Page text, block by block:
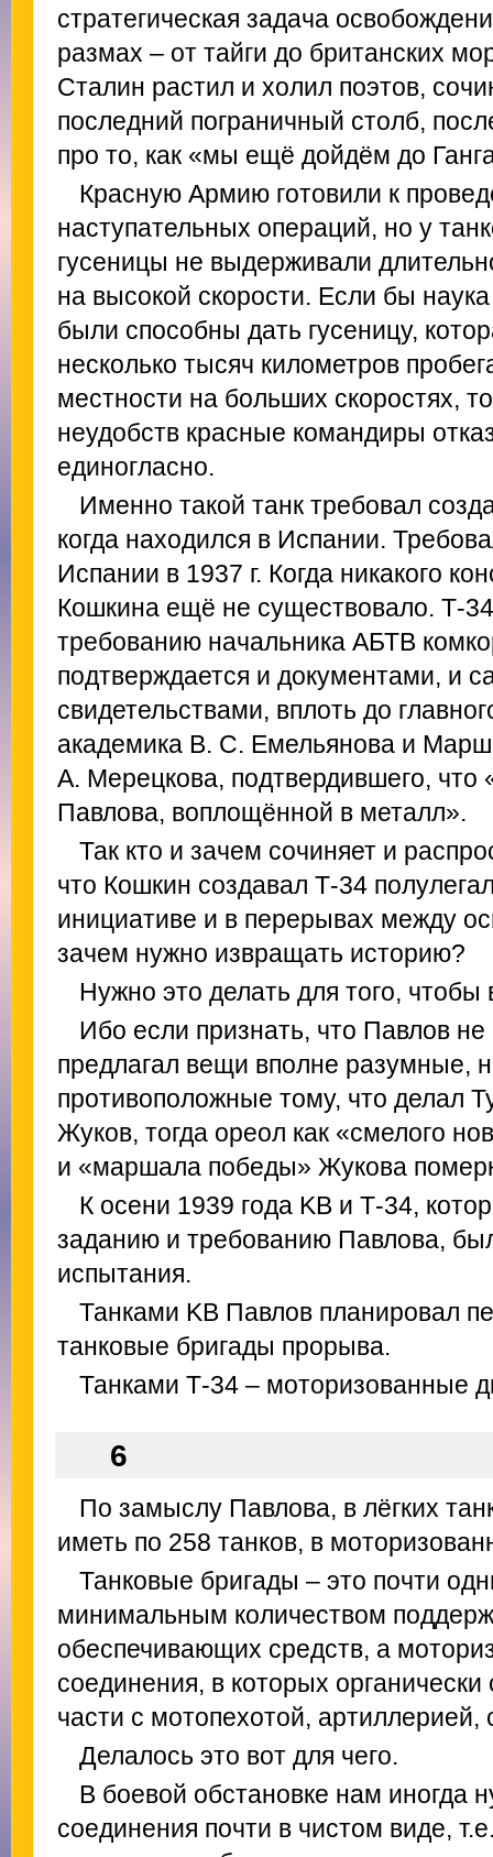
стратегическая задача
размах – от тайги до британских
Сталин растил и холил поэтов,
последний пограничный столб,
про то, как «мы ещё дойдём до
Красную Армию готовили к
наступательных операций, но у
гусеницы не выдерживали
на высокой скорости. Если бы
были способны дать гусеницу,
несколько тысяч километров
местности на больших скоростях,
неудобств красные командиры
единогласно.
Именно такой танк требовал
когда находился в Испании.
Испании в 1937 г. Когда никакого
Кошкина ещё не существовало. Т-
требованию начальника АБТВ
подтверждается и документами, и
свидетельствами, вплоть до
академика B. C. Емельянова и
А. Мерецкова, подтвердившего, что
Павлова, воплощённой в металл».
Так кто и зачем сочиняет и
что Кошкин создавал Т-34
инициативе и в перерывах между
зачем нужно извращать историю?
Нужно это делать для того, чтобы
Ибо если признать, что Павлов
предлагал вещи вполне разумные,
противоположные тому, что делал
Жуков, тогда ореол как «смелого
и «маршала победы» Жукова
К осени 1939 года KB и Т-34,
заданию и требованию Павлова,
испытания.
Танками KB Павлов планировал
танковые бригады прорыва.
Танками Т-34 – моторизованные
6
По замыслу Павлова, в лёгких
иметь по 258 танков, в
Танковые бригады – это почти
минимальным количеством
обеспечивающих средств, а
соединения, в которых
части с мотопехотой,
Делалось это вот для чего.
В боевой обстановке нам иногда
соединения почти в чистом виде,